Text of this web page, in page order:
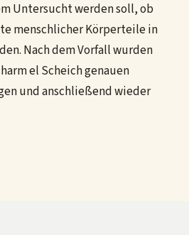
Untersucht werden soll, ob
menschlicher Körperteile in
Nach dem Vorfall wurden
el Scheich genauen
und anschließend wieder